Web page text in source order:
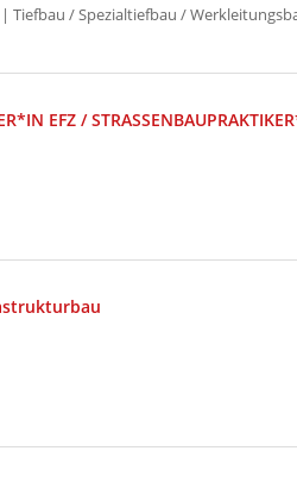
Tiefbau / Spezialtiefbau /
EFZ /